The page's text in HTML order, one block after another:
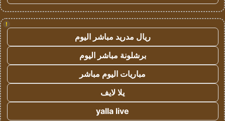
!
ريال مدريد مباشر اليوم
برشلونة مباشر اليوم
مباريات اليوم مباشر
يلا لايف
yalla live